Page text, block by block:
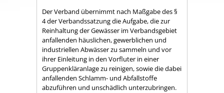
Der Verband übernimmt nach Maßgabe des §
4 der Verbandssatzung die Aufgabe, die zur
Reinhaltung der Gewässer im Verbandsgebiet
anfallenden häuslichen, gewerblichen und
industriellen Abwässer zu sammeln und vor
ihrer Einleitung in den Vorfluter in einer
Gruppenkläranlage zu reinigen, sowie die dabei
anfallenden Schlamm- und Abfallstoffe
abzuführen und unschädlich unterzubringen.